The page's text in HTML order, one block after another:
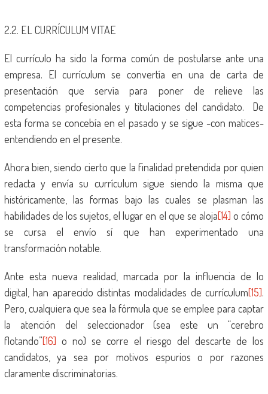
2.2. EL CURRÍCULUM VITAE
El currículo ha sido la forma común de postularse ante una
empresa. El currículum se convertía en una de carta de
presentación que servía para poner de relieve las
competencias profesionales y titulaciones del candidato. De
esta forma se concebía en el pasado y se sigue -con matices-
entendiendo en el presente.
Ahora bien, siendo cierto que la finalidad pretendida por quien
redacta y envía su currículum sigue siendo la misma que
históricamente, las formas bajo las cuales se plasman las
habilidades de los sujetos, el lugar en el que se aloja[14] o cómo
se cursa el envío sí que han experimentado una
transformación notable.
Ante esta nueva realidad, marcada por la influencia de lo
digital, han aparecido distintas modalidades de currículum[15].
Pero, cualquiera que sea la fórmula que se emplee para captar
la atención del seleccionador (sea este un “cerebro
flotando”[16] o no) se corre el riesgo del descarte de los
candidatos, ya sea por motivos espurios o por razones
claramente discriminatorias.